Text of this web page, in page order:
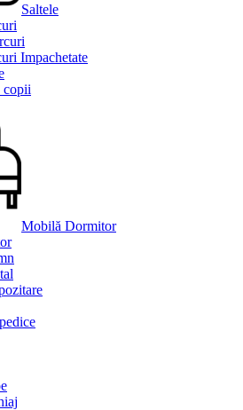
Saltele
Impachetate
copii
Mobilă Dormitor